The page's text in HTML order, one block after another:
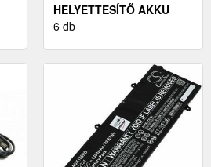
HELYETTESÍTŐ AKKU
ACER CHROMEBOOK
6 db